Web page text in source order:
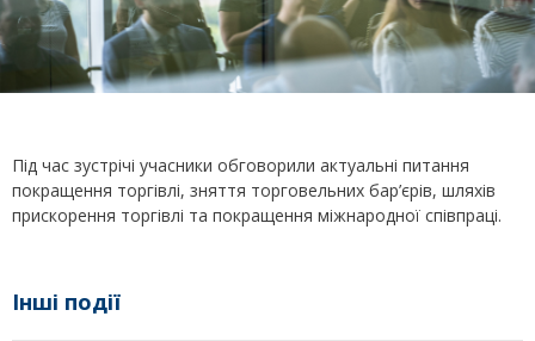
Під час зустрічі учасники обговорили актуальні питання
покращення торгівлі, зняття торговельних бар’єрів, шляхів
прискорення торгівлі та покращення міжнародної співпраці.
Інші події